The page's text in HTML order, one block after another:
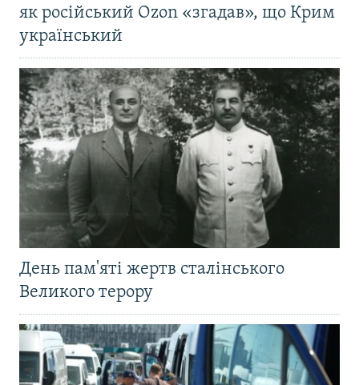
як російський Ozon «згадав», що Крим
український
День пам'яті жертв сталінського
Великого терору